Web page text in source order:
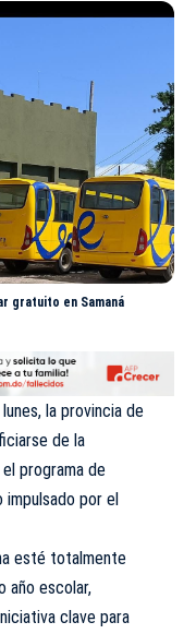
gratuito en Samaná
la provincia de
de la
programa de
por el
esté totalmente
año escolar,
clave para